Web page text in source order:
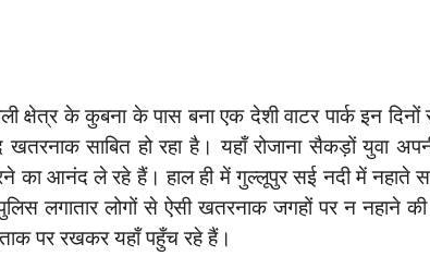
क्षेत्र के कुबना के पास बना एक देशी वाटर पार्क इन दिनों
साबित हो रहा है। यहाँ रोजाना सैकड़ों युवा
का आनंद ले रहे हैं। हाल ही में गुल्लूपुर सई नदी में
लगातार लोगों से ऐसी खतरनाक जगहों पर न नहाने
ताक पर रखकर यहाँ पहुँच रहे हैं।